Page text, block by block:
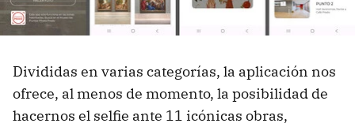
Divididas en varias categorías, la aplicación nos
ofrece, al menos de momento, la posibilidad de
hacernos el selfie ante 11 icónicas obras,